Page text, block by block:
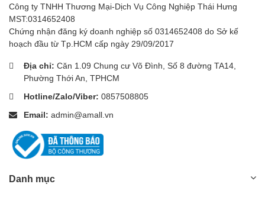
Công ty TNHH Thương Mại-Dịch Vụ Công Nghiệp Thái Hưng
MST:0314652408
Chứng nhận đăng ký doanh nghiệp số 0314652408 do Sở kế
hoạch đầu từ Tp.HCM cấp ngày 29/09/2017
Địa chỉ: Căn 1.09 Chung cư Võ Đình, Số 8 đường TA14,
Phường Thới An, TPHCM
Hotline/Zalo/Viber: 0857508805
Email: admin@amall.vn
Danh mục